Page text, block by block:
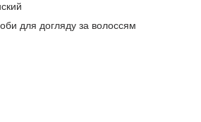
для догляду за волоссям